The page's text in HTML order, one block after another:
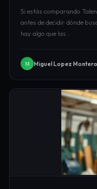
Si estás comparando
antes de decidir dónde
hay algo que las…
M Miguel Lopez Montero